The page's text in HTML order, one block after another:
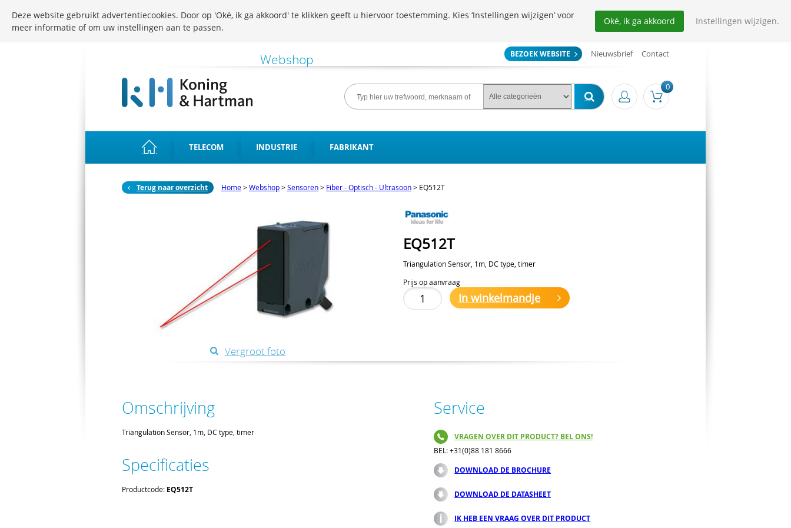
BEZOEK WEBSITE Nieuwsbrief Contact
0
TELECOM INDUSTRIE FABRIKANT
Terug naar overzicht Home>Webshop>Sensoren> Fiber - Optisch - Ultrasoon> EQ512T
Vergroot foto
EQ512T
Triangulation Sensor, 1m, DC type, timer
Prijs op aanvraag
In winkelmandje
Omschrijving
Triangulation Sensor, 1m, DC type, timer
Specificaties
Productcode: EQ512T
Service
VRAGEN OVER DIT PRODUCT? BEL ONS!
BEL: +31(0)88 181 8666
DOWNLOAD DE BROCHURE
DOWNLOAD DE DATASHEET
IK HEB EEN VRAAG OVER DIT PRODUCT
Deze website gebruikt advertentiecookies. Door op 'Oké, ik ga akkoord' te klikken geeft u hiervoor toestemming. Kies ‘Instellingen wijzigen’ voor
meer informatie of om uw instellingen aan te passen.
Oké, ik ga akkoord Instellingen wijzigen.